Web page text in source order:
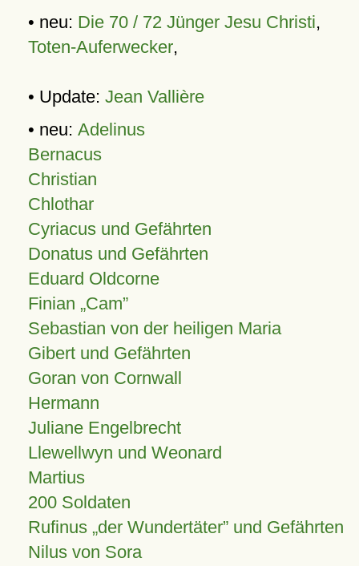
• neu: Die 70 / 72 Jünger Jesu Christi,
Toten-Auferwecker,
• Update: Jean Vallière
• neu: Adelinus
Bernacus
Christian
Chlothar
Cyriacus und Gefährten
Donatus und Gefährten
Eduard Oldcorne
Finian Cam
Sebastian von der heiligen Maria
Gibert und Gefährten
Goran von Cornwall
Hermann
Juliane Engelbrecht
Llewellwyn und Weonard
Martius
200 Soldaten
Rufinus „der Wundertäter” und Gefährten
Nilus von Sora